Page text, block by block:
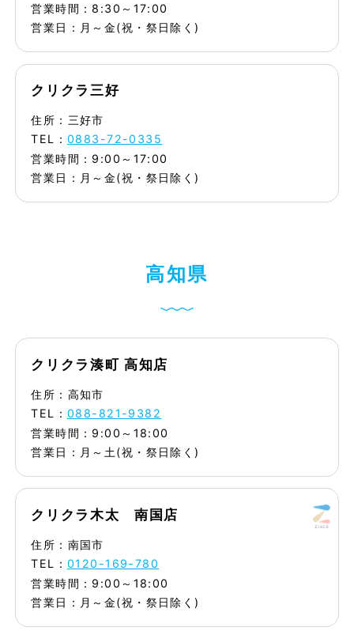
営業時間：8:30～17:00
営業日：月～金(祝・祭日除く)
クリクラ三好
住所：三好市
TEL： 0883-72-0335
営業時間：9:00～17:00
営業日：月～金(祝・祭日除く)
高知県
クリクラ湊町 高知店
住所：高知市
TEL： 088-821-9382
営業時間：9:00～18:00
営業日：月～土(祝・祭日除く)
クリクラ木太 南国店
住所：南国市
TEL： 0120-169-780
営業時間：9:00～18:00
営業日：月～金(祝・祭日除く)